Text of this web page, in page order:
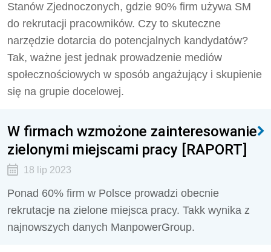
Stanów Zjednoczonych, gdzie 90% firm używa SM
do rekrutacji pracowników. Czy to skuteczne
narzędzie dotarcia do potencjalnych kandydatów?
Tak, ważne jest jednak prowadzenie mediów
społecznościowych w sposób angażujący i skupienie
się na grupie docelowej.
W firmach wzmożone zainteresowanie
zielonymi miejscami pracy [RAPORT]
18 lip 2023
Ponad 60% firm w Polsce prowadzi obecnie
rekrutacje na zielone miejsca pracy. Takk wynika z
najnowszych danych ManpowerGroup.